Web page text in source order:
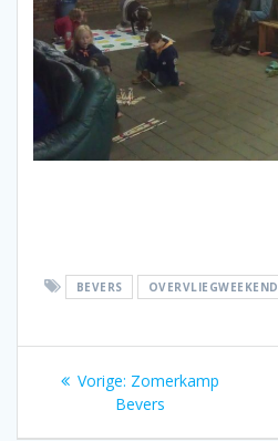
BEVERS OVERVLIEGWEEKEND
Bericht
navigatie
Vorige: Vorig
bericht:
Zomerkamp
Bevers